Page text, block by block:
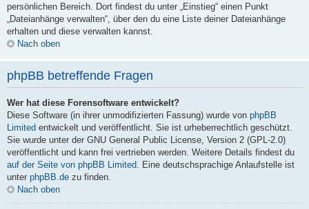
persönlichen Bereich. Dort findest du unter „Einstieg“ einen Punkt
„Dateianhänge verwalten“, über den du eine Liste deiner Dateianhänge
erhalten und diese verwalten kannst.
Nach oben
phpBB betreffende Fragen
Wer hat diese Forensoftware entwickelt?
Diese Software (in ihrer unmodifizierten Fassung) wurde von phpBB
Limited entwickelt und veröffentlicht. Sie ist urheberrechtlich geschützt.
Sie wurde unter der GNU General Public License, Version 2 (GPL-2.0)
veröffentlicht und kann frei vertrieben werden. Weitere Details findest du
auf der Seite von phpBB Limited. Eine deutschsprachige Anlaufstelle ist
unter phpBB.de zu finden.
Nach oben